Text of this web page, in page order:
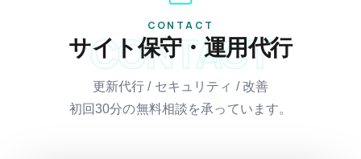
CONTACT
CONTACT
サイト保守・運用代行
更新代行 / セキュリティ / 改善
初回30分の無料相談を承っています。